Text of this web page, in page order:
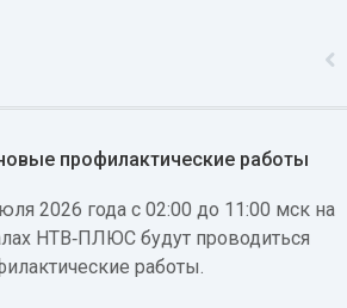
профилактические работы
2026 года с 02:00 до 11:00 мск на
НТВ‑ПЛЮС будут проводиться
работы.